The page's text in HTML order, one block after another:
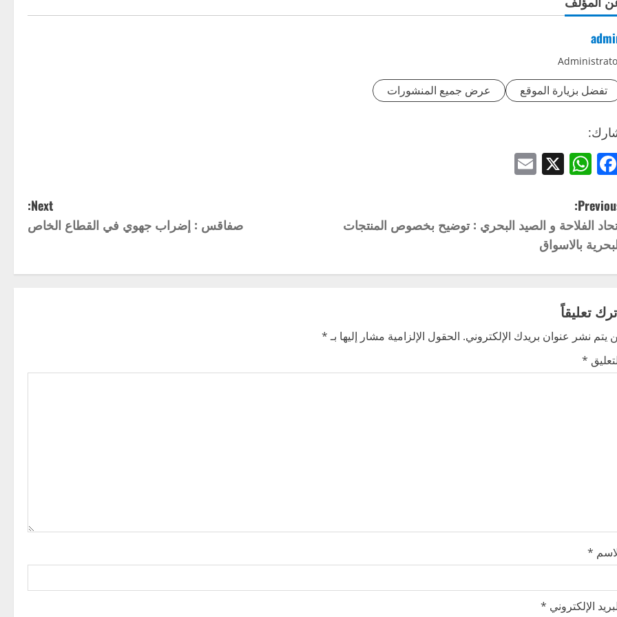
تفضل بزيارة الموقع عرض جميع المنشورات
Facebook
WhatsApp
X
الفلاحة و الصيد البحري : توضيح بخصوص المنتجات
بالاسواق
Next:
صفاقس : إضراب جهوي في القطاع الخاص
تعليقاً
يتم نشر عنوان بريدك الإلكتروني. الحقول الإلزامية مشار إليها بـ*
*
*
الإلكتروني *